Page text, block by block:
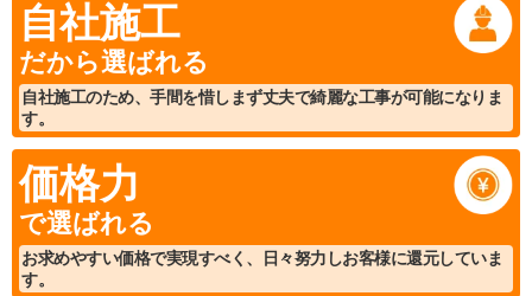
自社施工
だから選ばれる
自社施工のため、手間を惜しまず丈夫で綺麗な工事が可能になりま
す。
価格力
で選ばれる
お求めやすい価格で実現すべく、日々努力しお客様に還元していま
す。